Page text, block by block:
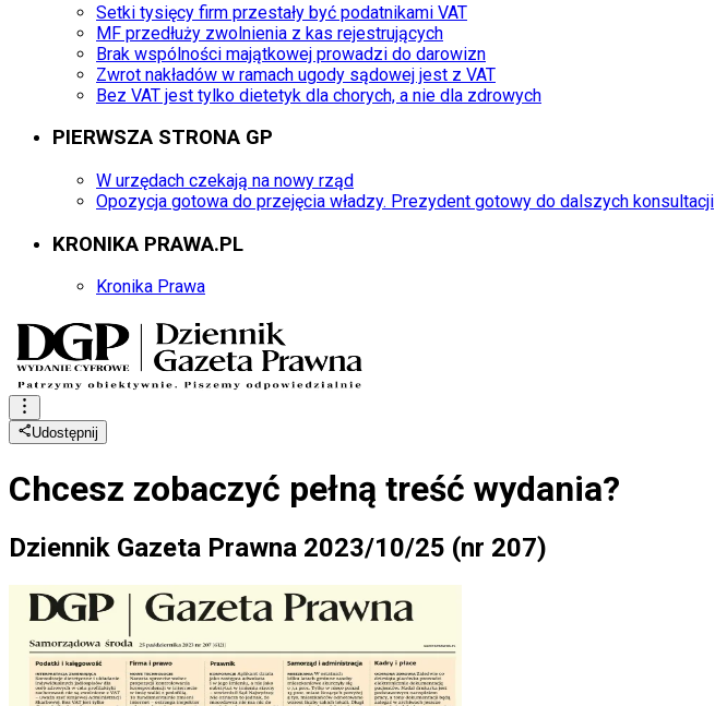
Setki tysięcy firm przestały być podatnikami VAT
MF przedłuży zwolnienia z kas rejestrujących
Brak wspólności majątkowej prowadzi do darowizn
Zwrot nakładów w ramach ugody sądowej jest z VAT
Bez VAT jest tylko dietetyk dla chorych, a nie dla zdrowych
PIERWSZA STRONA GP
W urzędach czekają na nowy rząd
Opozycja gotowa do przejęcia władzy. Prezydent gotowy do dalszych konsultacji
KRONIKA PRAWA.PL
Kronika Prawa
Udostępnij
Chcesz zobaczyć pełną treść wydania?
Dziennik Gazeta Prawna 2023/10/25 (nr 207)